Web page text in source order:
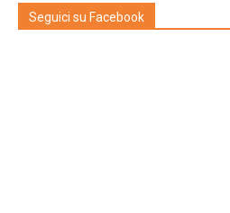
Seguici su Facebook